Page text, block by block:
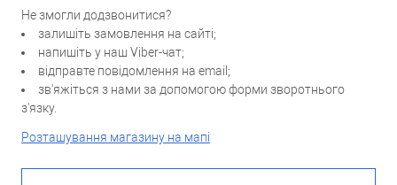
Не змогли додзвонитися?
залишіть замовлення на сайті;
напишіть у наш Viber-чат;
відправте повідомлення на email;
зв'яжіться з нами за допомогою форми зворотнього
з'язку.
Розташування магазину на мапі